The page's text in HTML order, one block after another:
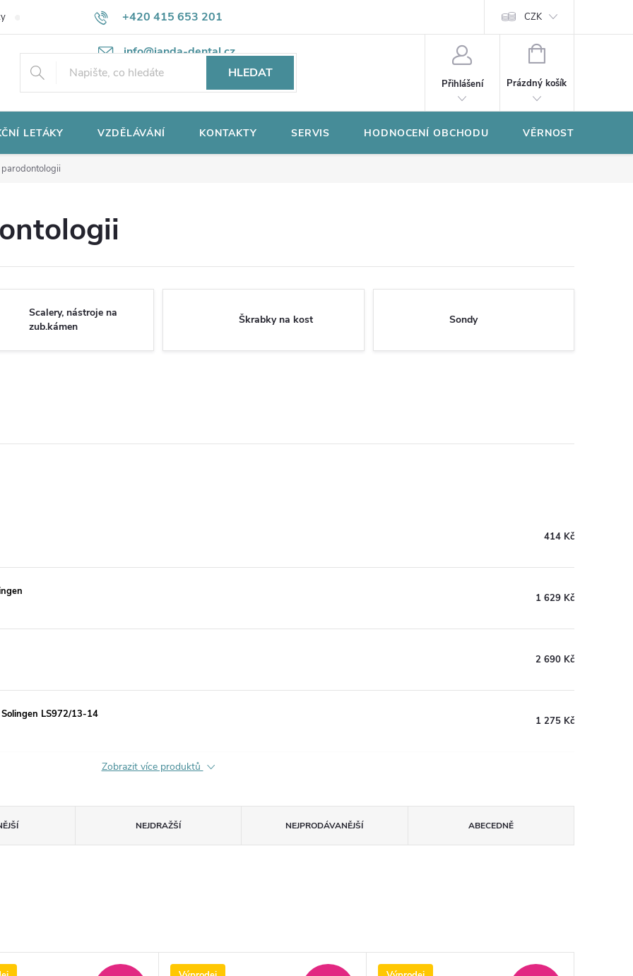
+420 415 653 201
info@janda-dental.cz
Potřebujete poradit? Ochrana osobních údajů CZK
HLEDAT
Přihlášení
NÁKUPNÍ
Prázdný košík
LETÁKY VZDĚLÁVÁNÍ KONTAKTY SERVIS HODNOCENÍ OBCHODU VĚRNOSTNÍ
Scalery, nástroje na
zub.kámen
Škrabky na kost Sondy
414 Kč
1 629 Kč
2 690 Kč
LS972/13-14
1 275 Kč
Zobrazit více produktů
NEJDRAŽŠÍ NEJPRODÁVANĚJŠÍ ABECEDNĚ